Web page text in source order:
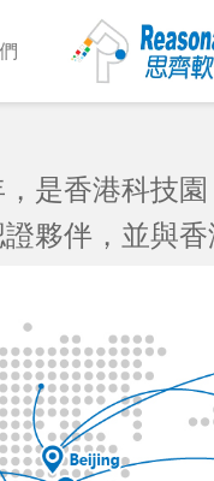
是香港科技
夥伴，並與